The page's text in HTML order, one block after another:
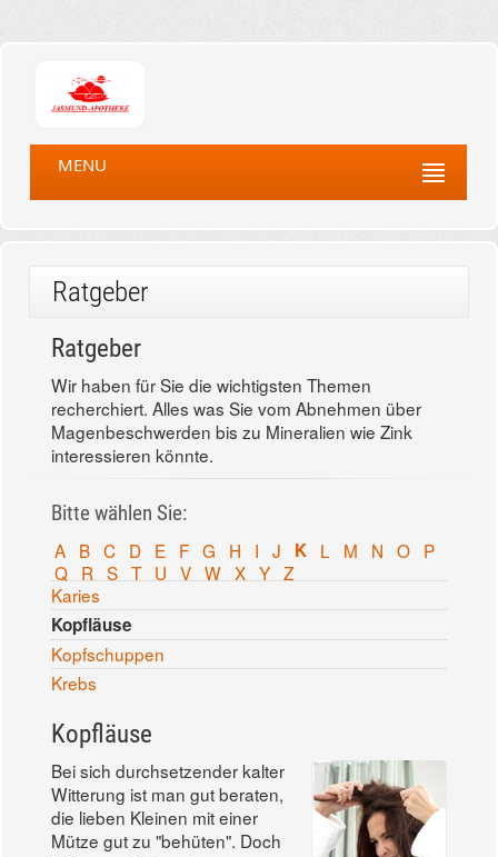
MENU
Ratgeber
Ratgeber
Wir haben für Sie die wichtigsten Themen
recherchiert. Alles was Sie vom Abnehmen über
Magenbeschwerden bis zu Mineralien wie Zink
interessieren könnte.
Bitte wählen Sie:
A B C D E F G H I J K L M N O P
Q R S T U V W X Y Z
Karies
Kopfläuse
Kopfschuppen
Krebs
Kopfläuse
Bei sich durchsetzender kalter
Witterung ist man gut beraten,
die lieben Kleinen mit einer
Mütze gut zu "behüten". Doch